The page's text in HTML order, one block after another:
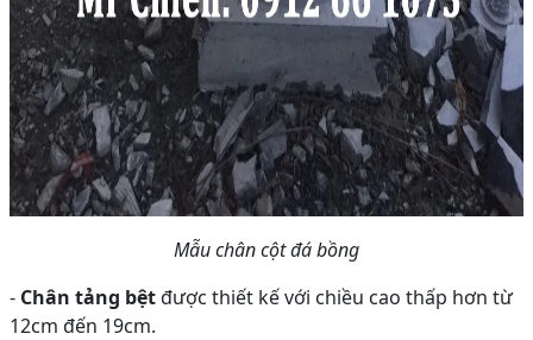
Mẫu chân cột đá bồng
- Chân tảng bệtđược thiết kế với chiều cao thấp hơn từ
12cm đến 19cm.